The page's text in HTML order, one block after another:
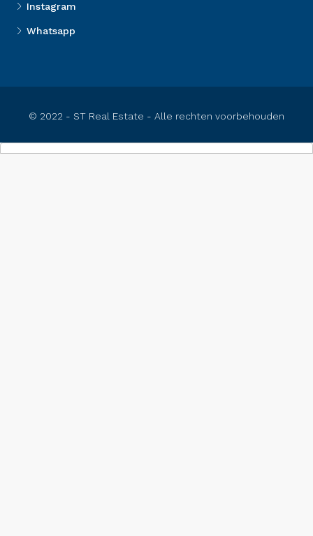
Instagram
Whatsapp
© 2022 - ST Real Estate - Alle rechten voorbehouden